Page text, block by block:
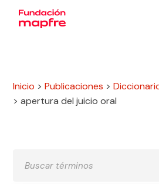
Inicio >Publicaciones >
>apertura del juicio oral